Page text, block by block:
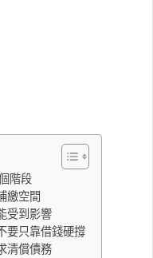
階段
繳空間
受到影響
要只靠借錢硬撐
清償債務